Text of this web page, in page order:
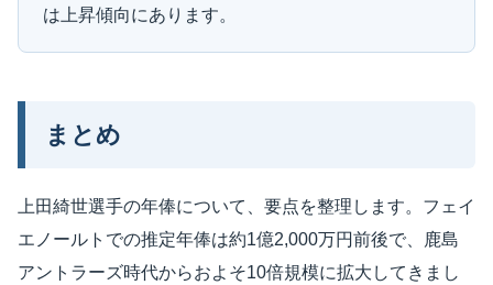
は上昇傾向にあります。
まとめ
上田綺世選手の年俸について、要点を整理します。フェイ
エノールトでの推定年俸は約1億2,000万円前後で、鹿島
アントラーズ時代からおよそ10倍規模に拡大してきまし